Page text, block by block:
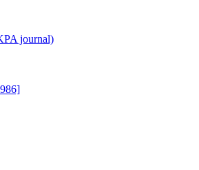
journal)